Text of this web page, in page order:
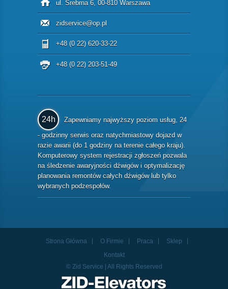
ul. Srebrna 6, 00-810 Warszawa
zidservice@op.pl
+48 (0 22) 620-33-22
+48 (0 22) 203-51-49
24h
Zapewniamy najwyższy poziom usług, 24
- godzinny serwis oraz natychmiastowy dojazd w
razie awarii (do 1 godziny na terenie całego kraju).
Komputerowy system rejestracji zgłoszeń pozwala
na śledzenie awaryjności dźwigów i optymalizację
planowania remontów całych dźwigów lub tylko
wybranych podzespołów.
Strona Główna O Firmie Praca
Sklep
Kontakt
© Zid Service | All Rights Reserved